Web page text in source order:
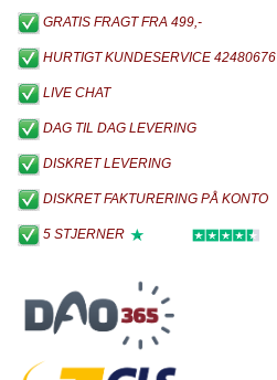
GRATIS FRAGT FRA 499,-
HURTIGT KUNDESERVICE 42480676
LIVE CHAT
DAG TIL DAG LEVERING
DISKRET LEVERING
DISKRET FAKTURERING PÅ KONTO
5 STJERNER